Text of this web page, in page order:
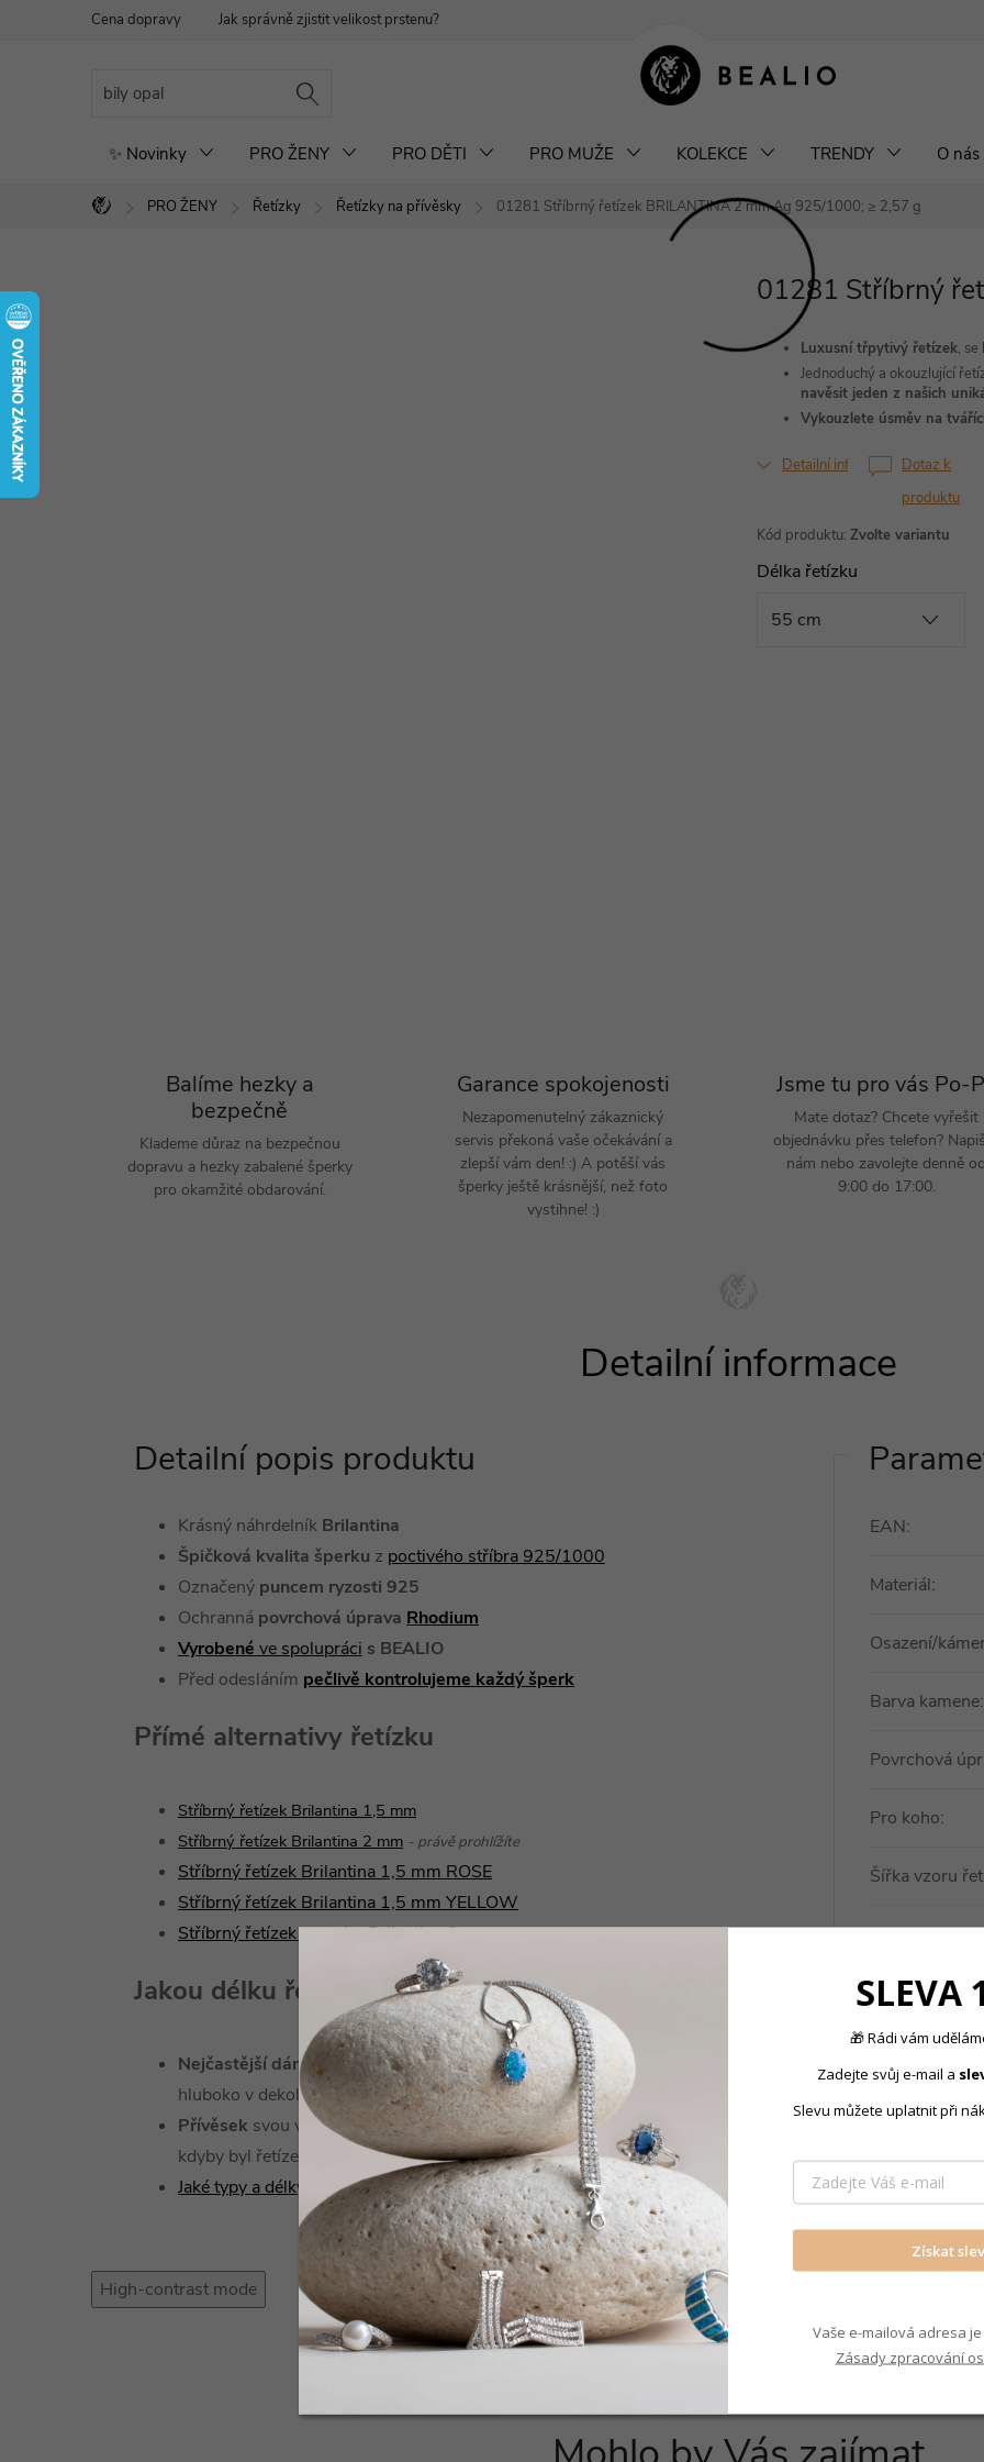
Cena dopravy Jak správně zjistit velikost prstenu?
✨ Novinky PRO ŽENY PRO DĚTI PRO MUŽE KOLEKCE TRENDY O nás
Domů
PRO ŽENY Řetízky Řetízky na přívěsky 01281 Stříbrný řetízek BRILANTINA 2 mmAg 925/1000; ≥ 2,57 g
01281 Stříbrný
Kód produktu: Zvolte variantu
Luxusní třpytivý řetízek,
Jednoduchý a okouzlující
navěsit jeden z našich
Vykouzlete úsměv na
Detailní informace
Délka řetízku
Dotaz k
produktu
Balíme hezky a
bezpečně
Klademe důraz na bezpečnou
dopravu a hezky zabalené šperky
pro okamžité obdarování.
Garance spokojenosti
Nezapomenutelný zákaznický
servis překoná vaše očekávání a
zlepší vám den! :) A potěší vás
šperky ještě krásnější, než foto
vystihne! :)
Jsme tu pro vás Po-
Mate dotaz? Chcete vyřešit
objednávku přes telefon?
nám nebo zavolejte denně od
9:00 do 17:00.
Detailní popis produktu
Krásný náhrdelník Brilantina
Špičková kvalita šperku z poctivého stříbra 925/1000
Označený puncem ryzosti 925
Ochranná povrchová úprava Rhodium
Vyrobené ve spolupráci s BEALIO
Před odesláním pečlivě kontrolujeme každý šperk
Přímé alternativy řetízku
Stříbrný řetízek Brilantina 1,5 mm
Stříbrný řetízek Brilantina 2 mm - právě prohlížíte
Stříbrný řetízek Brilantina 1,5 mm ROSE
Stříbrný řetízek Brilantina 1,5 mm YELLOW
Stříbrný řetízek na nohu Brilantina 2 mm
Jakou délku řetízku zvolit?
Nejčastější dámské délky jsou 42 a 45 cm, avšak záleží, jak
hluboko v dekoltu má žena řetízek ráda.
Přívěsek svou vahou stáhne řetízek hlouběji do dekoltu, než
kdyby byl řetízek samotný.
Jaké typy a délky řetízků u nás najdete?
EAN:
Materiál:
Osazení/
Barva kamene:
Povrchová
Pro koho:
Šířka vzoru
Orientační
Produkt
Řetízky na
High-contrast mode
SLEVA
🎁 Rádi vám
Zadejte svůj e-mail a
Slevu můžete uplatnit při
Získat
Vaše e-mailová adresa
Zásady zpracování